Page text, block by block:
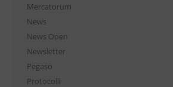
Mercatorum
News
News Open
Newsletter
Pegaso
Protocolli